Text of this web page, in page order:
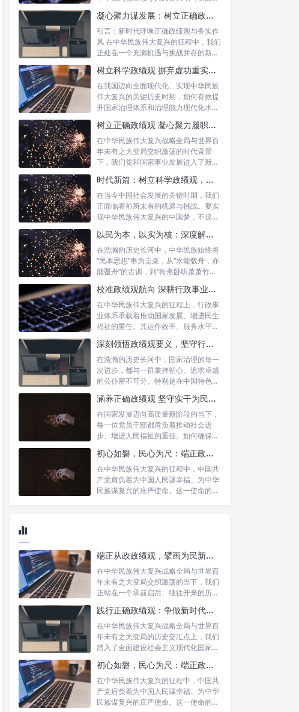
凝心聚力谋发展：树立正确政绩理念，锤炼务实工作作风
引言：新时代呼唤正确政绩观与务实作
风 在中华民族伟大复兴的征程中，我们
正处在一个充满机遇与挑战并存的新时
树立科学政绩观 摒弃虚功重实绩：迈向高质量发展的必由之路
在我国迈向全面现代化、实现中华民族
伟大复兴的关键历史时期，如何有效提
升国家治理体系和治理能力现代化水
树立正确政绩观 凝心聚力履职尽责：新时代干事创业的根本遵循
在中华民族伟大复兴战略全局与世界百
年未有之大变局交织激荡的时代背景
下，我们党和国家事业发展进入了新的
时代新篇：树立科学政绩观，摒弃虚功重实绩，迈向高质量发展
在当今中国社会发展的关键时期，我们
正面临着前所未有的机遇与挑战。要实
现中华民族伟大复兴的中国梦，不仅需
以民为本，以实为核：深度解析坚守为民初心与正确政绩观念的融合路径
在浩瀚的历史长河中，中华民族始终将
“民本思想”奉为圭臬，从“水能载舟，亦
能覆舟”的古训，到“衙斋卧听萧萧竹，
校准政绩观航向 深耕行政事业本职：新时代高质量发展的核心密码
在中华民族伟大复兴的征程上，行政事
业体系承载着推动国家发展、增进民生
福祉的重任。其运作效率、服务水平乃
深刻领悟政绩观要义，坚守行政事业初心：新时代公仆的使命与担当
在浩瀚的历史长河中，国家治理的每一
次进步，都与一群秉持初心、追求卓越
的公仆密不可分。特别是在中国特色社
涵养正确政绩观 坚守实干为民情怀：新时代干部成长的双重基石
在国家发展迈向高质量新阶段的当下，
每一位党员干部都肩负着推动社会进
步、增进人民福祉的重任。如何确保我
初心如磐，民心为尺：端正政绩价值取向，砥砺为民服务初心的新时代答卷
在中华民族伟大复兴的征程中，中国共
产党肩负着为中国人民谋幸福、为中华
民族谋复兴的庄严使命。这一使命的实
端正从政政绩观，擘画为民新篇章：勇担时代新使命的责任与自觉
在中华民族伟大复兴战略全局与世界百
年未有之大变局交织激荡的当下，我们
正站在一个承前启后、继往开来的历史
践行正确政绩观：争做新时代人民信赖的合格公职人员
在中华民族伟大复兴战略全局与世界百
年未有之大变局的历史交汇点上，我们
踏入了全面建设社会主义现代化国家的
初心如磐，民心为尺：端正政绩价值取向，砥砺为民服务初心的新时代答卷
在中华民族伟大复兴的征程中，中国共
产党肩负着为中国人民谋幸福、为中华
民族谋复兴的庄严使命。这一使命的实